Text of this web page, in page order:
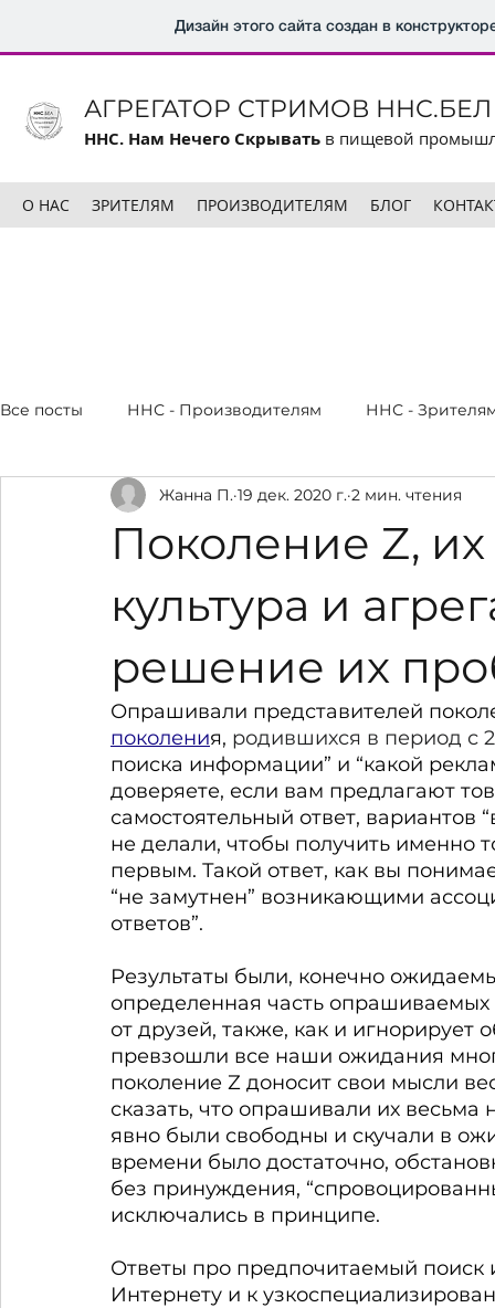
Дизайн этого сайта создан в
АГРЕГАТОР СТРИМОВ ННС.БЕЛ
ННС. Нам Нечего Скрывать в пищевой
О НАС ЗРИТЕЛЯМ ПРОИЗВОДИТЕЛЯМ БЛОГ
Все посты ННС - Производителям ННС -
Планы по развитию Около ННС
Поколение Z,
культура и
решение их
Жанна П. 19 дек. 2020 г. 2 мин. чтения
Опрашивали представителей
поколения, родившихся в период с
поиска информации” и “какой
доверяете, если вам предлагают
самостоятельный ответ, вариантов
не делали, чтобы получить именно
первым. Такой ответ, как вы
“не замутнен” возникающими
ответов”.
Результаты были, конечно
определенная часть
от друзей, также, как и
превзошли все наши ожидания
поколение Z доносит свои мысли
сказать, что опрашивали их
явно были свободны и скучали в
времени было достаточно,
без принуждения,
исключались в принципе.
Ответы про предпочитаемый
Интернету и к